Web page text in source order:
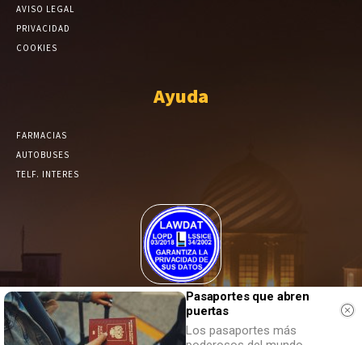
AVISO LEGAL
PRIVACIDAD
COOKIES
Ayuda
FARMACIAS
AUTOBUSES
TELF. INTERES
El Periódico de Yecla alcanza un grado más de compromiso en el
tratamiento de sus datos.
Pasaportes que abren
puertas
Los pasaportes más